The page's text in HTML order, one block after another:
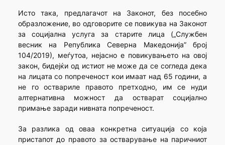
Исто така, предлагачот на Законот, без посебно
образложение, во одговорите се повикува на Законот
за социјална услуга за старите лица („Службен
весник на Република Северна Македонија” број
104/2019), меѓутоа, нејасно е повикувањето на овој
закон, бидејќи од истиот не може да се согледа дека
на лицата со попреченост кои имаат над 65 години, а
не го оствариле правото претходно, им се нуди
алтернативна можност да остварат социјално
примање заради нивната попреченост.
За разлика од оваа конкретна ситуација со која
пристапот до правото за остварување на паричниот